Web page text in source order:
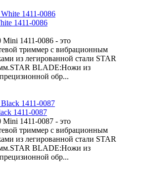
1411-0086
1411-0086 - это
триммер с вибрационным
из легированной стали STAR
BLADE:Ножи из
обр...
1411-0087
1411-0087 - это
триммер с вибрационным
из легированной стали STAR
BLADE:Ножи из
обр...